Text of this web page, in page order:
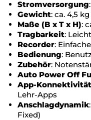
Stromversorgung
Gewicht: ca. 4,5 kg
Maße (B x T x H):
Tragbarkeit:
Recorder:
Bedienung:
Zubehör:
Auto Power Off
App-Konnektivität
Lehr-Apps
Anschlagdynamik
Fixed)